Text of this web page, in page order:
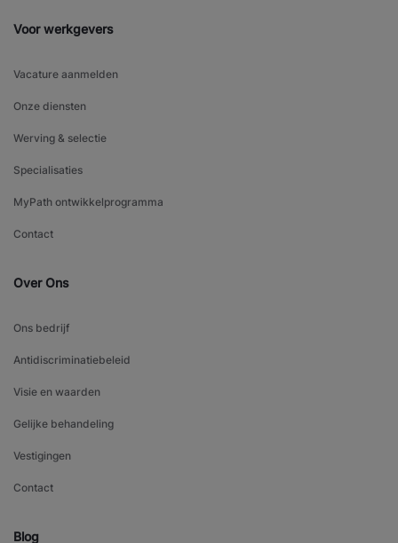
Voor werkgevers
Vacature aanmelden
Onze diensten
Werving & selectie
Specialisaties
MyPath ontwikkelprogramma
Contact
Over Ons
Ons bedrijf
Antidiscriminatiebeleid
Visie en waarden
Gelijke behandeling
Vestigingen
Contact
Blog